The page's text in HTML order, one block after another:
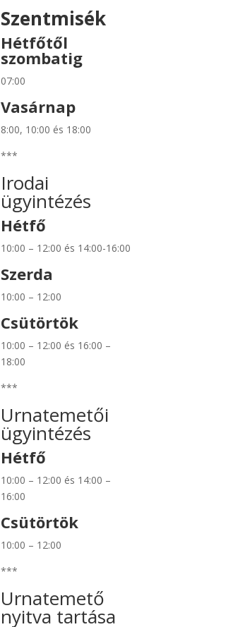
Szentmisék
Hétfőtől
szombatig
07:00
Vasárnap
8:00, 10:00 és 18:00
***
Irodai
ügyintézés
Hétfő
10:00 – 12:00 és 14:00-16:00
Szerda
10:00 – 12:00
Csütörtök
10:00 – 12:00 és 16:00 –
18:00
***
Urnatemetői
ügyintézés
Hétfő
10:00 – 12:00 és 14:00 –
16:00
Csütörtök
10:00 – 12:00
***
Urnatemető
nyitva tartása